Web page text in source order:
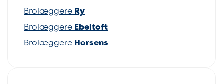
Brolæggere Ry
Brolæggere Ebeltoft
Brolæggere Horsens